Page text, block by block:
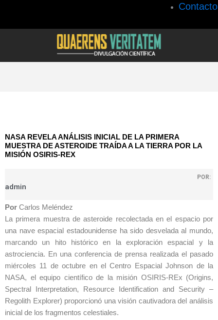
Contacto
NASA REVELA ANÁLISIS INICIAL DE LA PRIMERA
MUESTRA DE ASTEROIDE TRAÍDA A LA TIERRA POR LA
MISIÓN OSIRIS-REX
POR:
admin
Por Carlos Meléndez
La primera muestra de asteroide recolectada en el espacio por
una nave espacial estadounidense ha sido desvelada al mundo,
marcando un hito histórico en la exploración espacial y la
astrociencia. En una conferencia de prensa realizada el pasado
miércoles 11 de octubre en el Centro Espacial Johnson de la
NASA, el equipo científico de la misión OSIRIS-REx (Origins,
Spectral Interpretation, Resource Identification and Security –
Regolith Explorer) proporcionó una visión cautivadora del análisis
inicial de los fragmentos celestiales.